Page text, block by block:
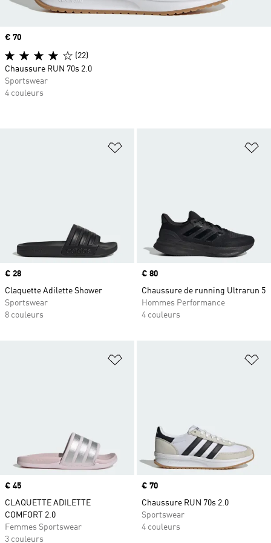
Ajouter à la Liste de produits
Prix
€ 28
Claquette Adilette Shower
Sportswear
8 couleurs
Prix
€ 80
Chaussure de running Ultrarun 5
Hommes Performance
4 couleurs
Ajouter à la Liste de produits
Prix
€ 45
CLAQUETTE ADILETTE
COMFORT 2.0
Femmes Sportswear
3 couleurs
Prix
€ 70
Chaussure RUN 70s 2.0
Sportswear
4 couleurs
Prix
€ 70
(22)
Chaussure RUN 70s 2.0
Sportswear
4 couleurs